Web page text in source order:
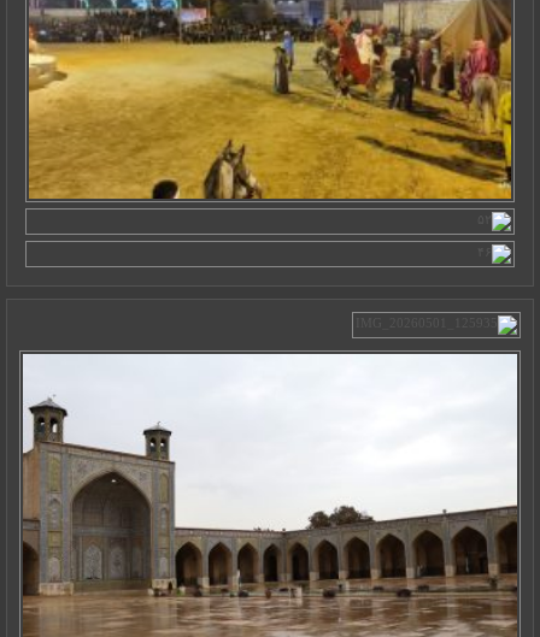
13 / 02 / 05
10 / 09 / 03